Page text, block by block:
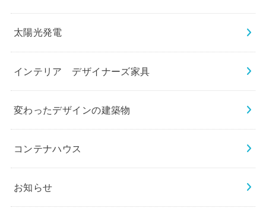
太陽光発電
インテリア デザイナーズ家具
変わったデザインの建築物
コンテナハウス
お知らせ